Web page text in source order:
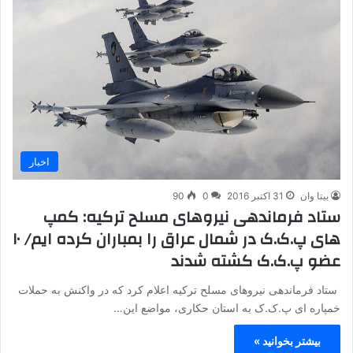
اخبار
بیتا وان 31 اکتبر 2016 0
90
ستاد فرماندهی نیروهای مسلح ترکیه: کمپ
های پ.ک.ک در شمال عراق را بمباران کرده ایم/ ۱۰
عضو پ.ک.ک کشته شدند
ستاد فرماندهی نیروهای مسلح ترکیه اعلام کرد که در واکنش به حملات
خمپاره ای پ.ک.ک به استان حکاری، مواضع این…
بیشتر بخوانید »